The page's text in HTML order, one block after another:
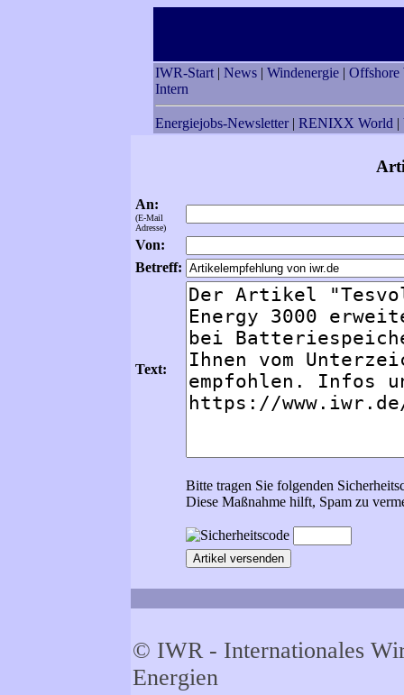
IWR-Start | News | Windenergie | Offshore
Intern
Energiejobs-Newsletter| RENIXX World |
An:
(E-Mail
Adresse)
Von:
Betreff:
Text:
Bitte tragen Sie folgenden
Diese Maßnahme hilft, Spam zu
© IWR - Internationales
Energien